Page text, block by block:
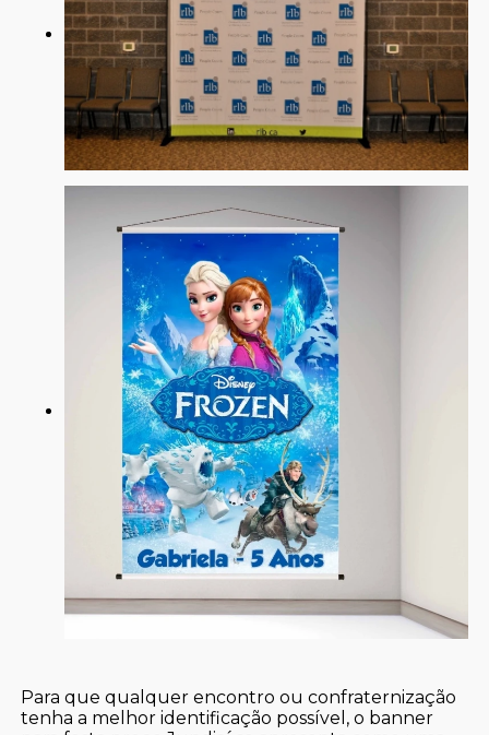
Para que qualquer encontro ou confraternização
tenha a melhor identificação possível, o banner